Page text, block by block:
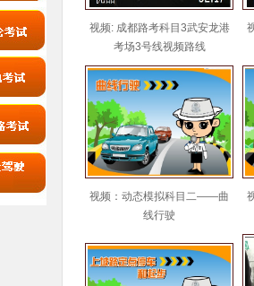
视频: 成都路考科目3武安龙港
考场3号线视频路线
视频：动态模拟科目二——曲
线行驶